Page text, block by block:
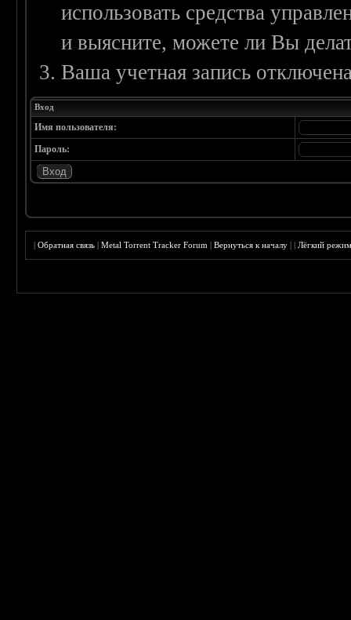
использовать средства
и выясните, можете ли Вы
Ваша учетная запись
Вход
Имя пользователя:
Пароль:
|Обратная связь |Metal Torrent Tracker Forum |Вернуться к началу ||Лёгкий